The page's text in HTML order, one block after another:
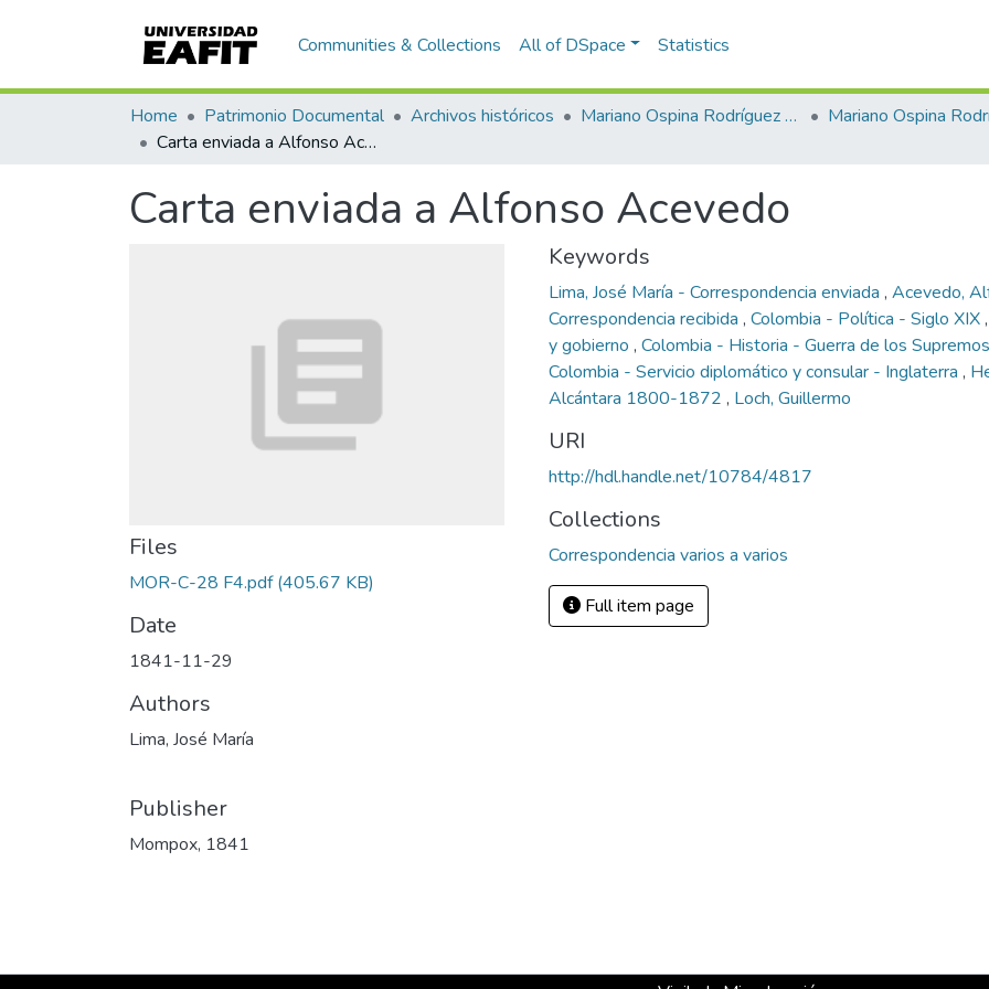
Communities & Collections All of DSpace Statistics
Home Patrimonio Documental Archivos históricos Mariano Ospina Rodríguez (1826 -1912) Mariano Ospina
Carta enviada a Alfonso Acevedo
Carta enviada a Alfonso Acevedo
Files
MOR-C-28 F4.pdf(405.67 KB)
Date
1841-11-29
Authors
Lima, José María
Publisher
Mompox, 1841
Keywords
Lima, José María - Correspondencia enviada , Acevedo,
Correspondencia recibida , Colombia - Política - Siglo XIX,
y gobierno , Colombia - Historia - Guerra de los
Colombia - Servicio diplomático y consular - Inglaterra ,
Alcántara 1800-1872 , Loch, Guillermo
URI
http://hdl.handle.net/10784/4817
Collections
Correspondencia varios a varios
Full item page